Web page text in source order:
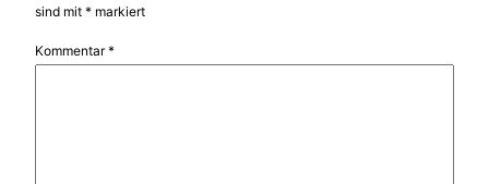
sind mit * markiert
Kommentar*